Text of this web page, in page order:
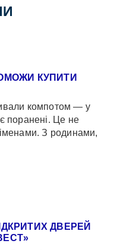
КУПИТИ
компотом — у
поранені. Це не
З родинами,
ДВЕРЕЙ